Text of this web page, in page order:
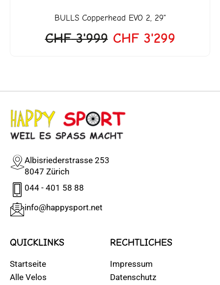
BULLSCopperhead EVO 2, 29"
CHF3'999 CHF3'299
Albisriederstrasse 253
8047 Zürich
044 - 401 58 88
info@happysport.net
QUICKLINKS
Startseite
Alle Velos
RECHTLICHES
Impressum
Datenschutz